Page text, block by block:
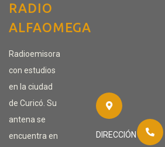
RADIO
ALFAOMEGA
Radioemisora
con estudios
en la ciudad
de Curicó. Su
antena se
encuentra en
DIRECCIÓN